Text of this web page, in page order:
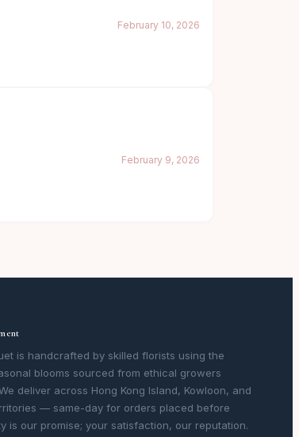
February 10, 2026
February 9, 2026
is handcrafted by skilled florists using the
blooms sourced from ethical growers
deliver across Hong Kong Island, Kowloon, and
— same-day for orders placed before
is our promise; your satisfaction, our reputation.